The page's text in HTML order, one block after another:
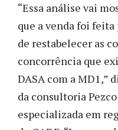
“Essa análise vai
que a venda foi feita
de restabelecer as
concorrência que
DASA com a MD1,”
da consultoria
especializada em